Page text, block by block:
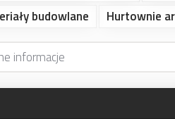
budowlane Hurtownie